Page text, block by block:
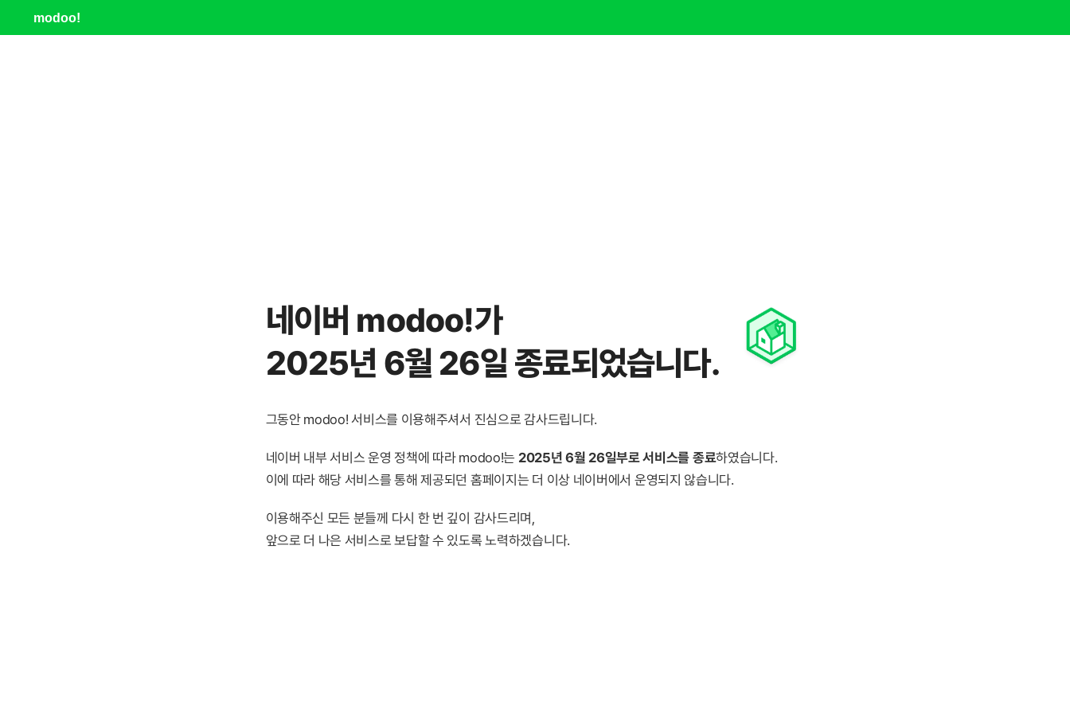
modoo!
네이버 modoo!가
2025년 6월 26일 종료되었습니다.
그동안 modoo! 서비스를 이용해주셔서 진심으로 감사드립니다.
네이버 내부 서비스 운영 정책에 따라 modoo!는 2025년 6월 26일부로 서비스를 종료하였습니다.
이에 따라 해당 서비스를 통해 제공되던 홈페이지는 더 이상 네이버에서 운영되지 않습니다.
이용해주신 모든 분들께 다시 한 번 깊이 감사드리며,
앞으로 더 나은 서비스로 보답할 수 있도록 노력하겠습니다.